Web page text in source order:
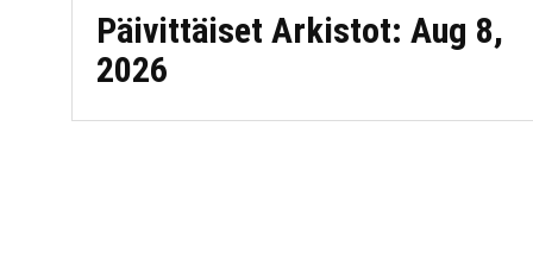
Päivittäiset Arkistot: Aug 8,
2026